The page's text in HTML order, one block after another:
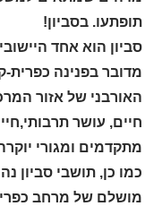
תופתעו. בסביון!
סביון הוא אחד
מדובר בפנינה
האורבני של אזור
חיים, עושר
מתקדמים ומגורי
כמו כן, תושבי סביון
מושלם של מרחב